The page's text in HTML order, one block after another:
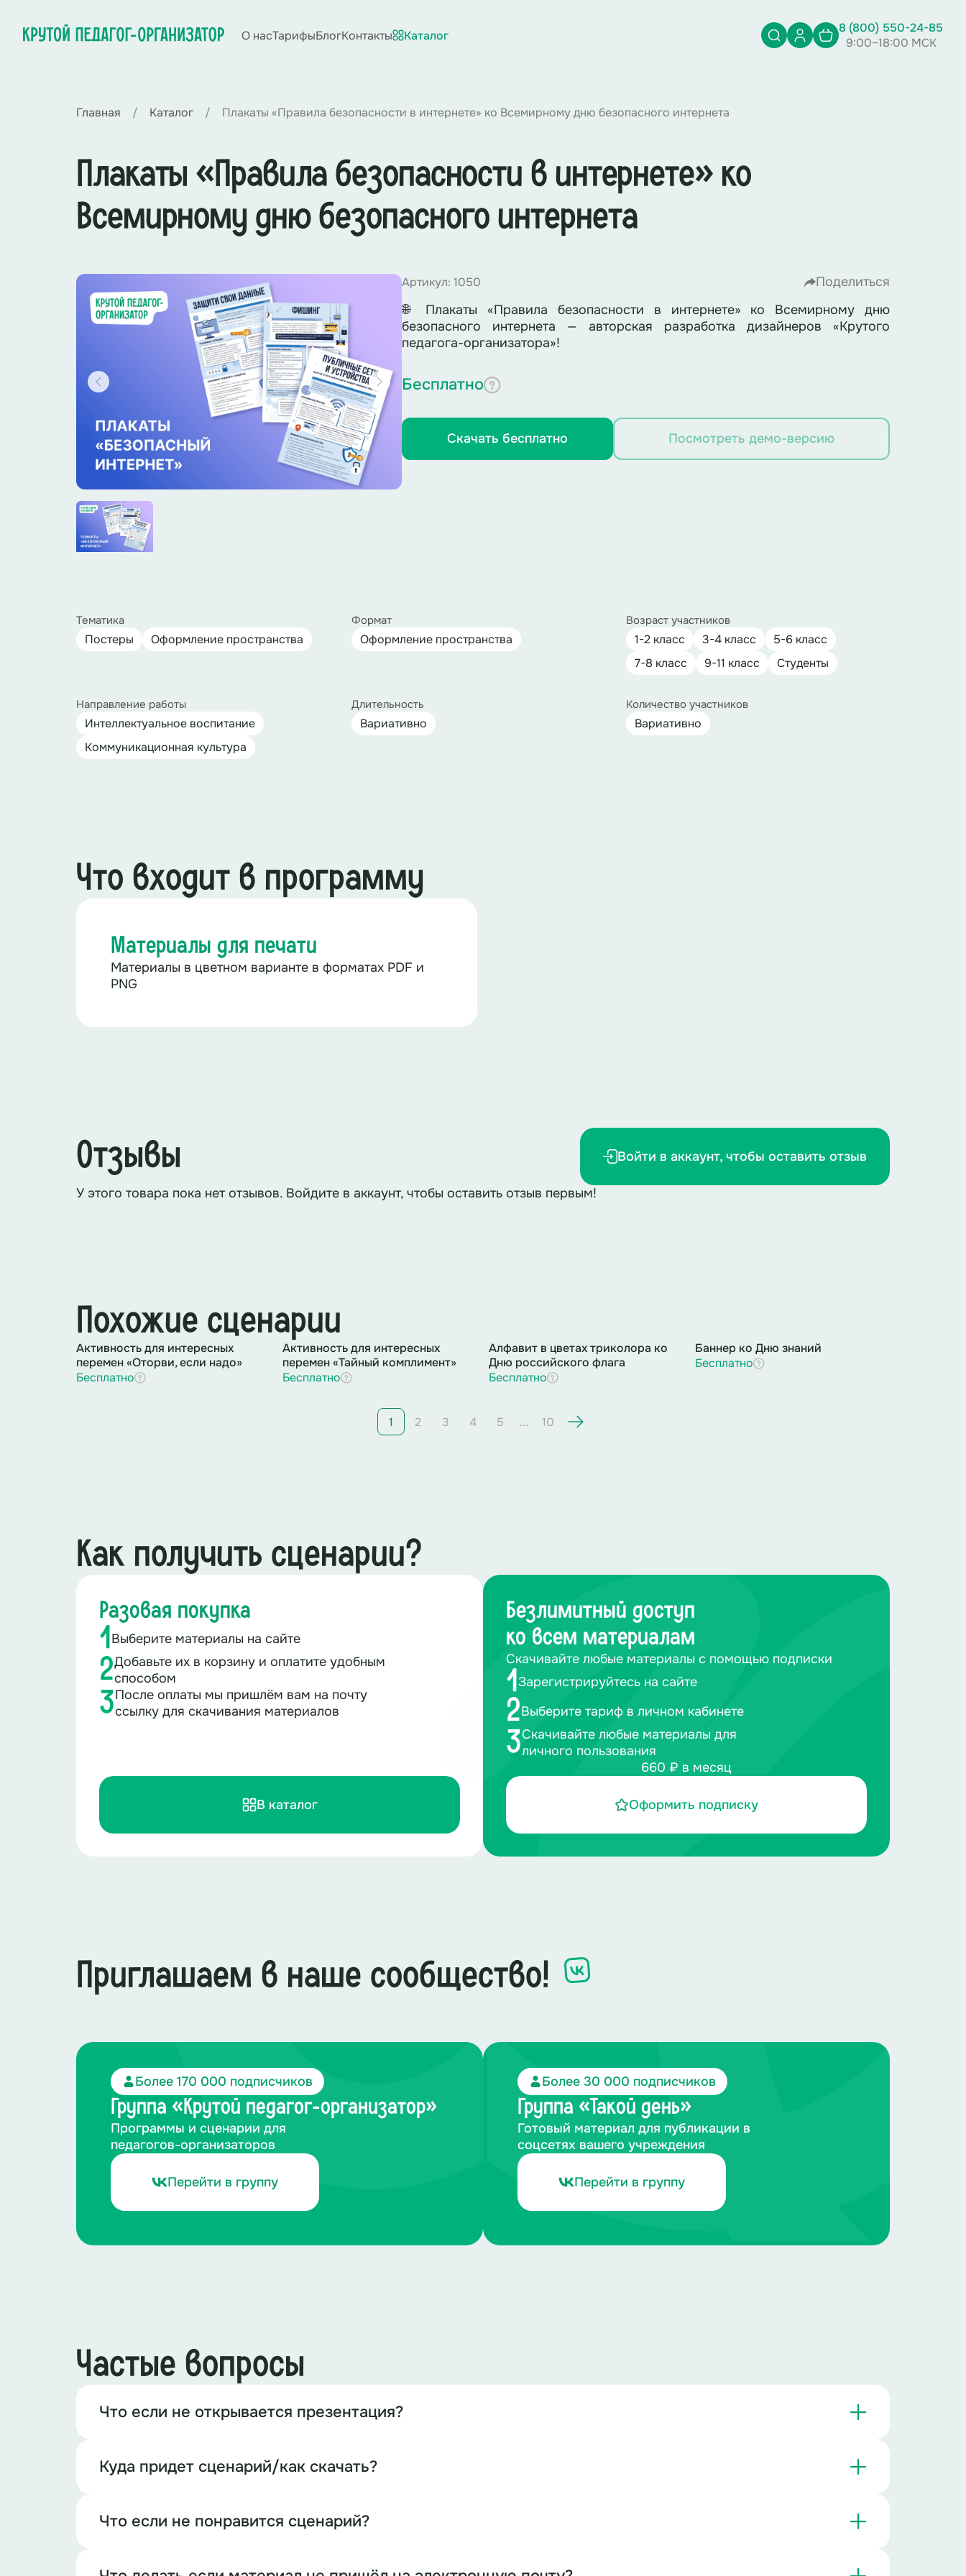
О насТарифыБлогКонтакты Каталог
8 (800) 550-24-85
9:00–18:00 МСК
Главная Каталог Плакаты «Правила безопасности в интернете» ко Всемирному дню безопасного интернета
Плакаты «Правила безопасности в интернете» ко
Всемирному дню безопасного интернета
Артикул: 1050
Поделиться
🌐 Плакаты «Правила безопасности в интернете» ко Всемирному дню
безопасного интернета — авторская разработка дизайнеров «Крутого
педагога-организатора»!
Бесплатно
Скачать бесплатно Посмотреть демо-версию
Тематика
Постеры Оформление пространства
Формат
Оформление пространства
Возраст участников
1-2 класс 3-4 класс
5-6 класс
7-8 класс
9-11 класс Студенты
Направление работы
Интеллектуальное воспитание
Коммуникационная культура
Длительность
Вариативно
Количество участников
Вариативно
Что входит в программу
Материалы для печати
Материалы в цветном варианте в форматах PDF и
PNG
Отзывы Войти в аккаунт, чтобы оставить отзыв
У этого товара пока нет отзывов. Войдите в аккаунт, чтобы оставить отзыв первым!
Похожие сценарии
Активность для интересных
перемен «Оторви, если надо»
Бесплатно
Активность для интересных
перемен «Тайный комплимент»
Бесплатно
Алфавит в цветах триколора ко
Дню российского флага
Бесплатно
Баннер ко Дню знаний
Бесплатно
1 2 3 4 5 … 10
Как получить сценарии?
Разовая покупка
1Выберите материалы на сайте
2Добавьте их в корзину и оплатите удобным
способом
3После оплаты мы пришлём вам на почту
ссылку для скачивания материалов
В каталог
Безлимитный доступ
ко всем материалам
Скачивайте любые материалы с помощью подписки
1Зарегистрируйтесь на сайте
2Выберите тариф в личном кабинете
3Скачивайте любые материалы для
личного пользования
660 ₽ в месяц
Оформить подписку
Приглашаем в наше сообщество!
Более 170 000 подписчиков
Группа «Крутой педагог-организатор»
Программы и сценарии для
педагогов-организаторов
Перейти в группу
Более 30 000 подписчиков
Группа «Такой день»
Готовый материал для публикации в
соцсетях вашего учреждения
Перейти в группу
Частые вопросы
Что если не открывается презентация?
Куда придет сценарий/как скачать?
Что если не понравится сценарий?